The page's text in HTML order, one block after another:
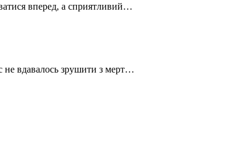
вперед, а сприятливий…
не вдавалось зрушити з мерт…